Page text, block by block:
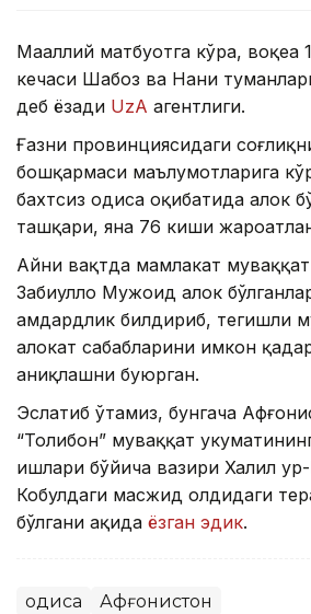
Маҳаллий матбуотга кўра, воқеа
кечаси Шаҳбоз ва Нани
деб ёзади UzA агентлиги.
Ғазни провинциясидаги
бошқармаси маълумотларига
бахтсиз ҳодиса оқибатида ҳалок
ташқари, яна 76 киши
Aйни вақтда мамлакат муваққат
Забиҳуллоҳ Мужоҳид ҳалок
ҳамдардлик билдириб, тегишли
ҳалокат сабабларини имкон
аниқлашни буюрган.
Эслатиб ўтамиз, бунгача
“Толибон” муваққат
ишлари бўйича вазири Халил
Кобулдаги масжид олдидаги
бўлгани ҳақида ёзган эдик.
Ҳодиса Афғонистон